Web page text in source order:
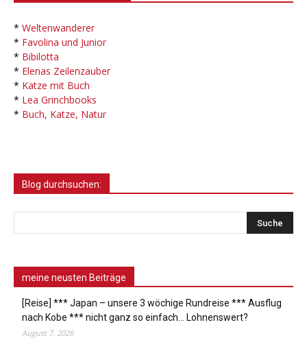
* Weltenwanderer
* Favolina und Junior
* Bibilotta
* Elenas Zeilenzauber
* Katze mit Buch
* Lea Grinchbooks
* Buch, Katze, Natur
Blog durchsuchen:
meine neusten Beiträge
[Reise] *** Japan – unsere 3 wöchige Rundreise *** Ausflug
nach Kobe *** nicht ganz so einfach… Lohnenswert?
August 7, 2026